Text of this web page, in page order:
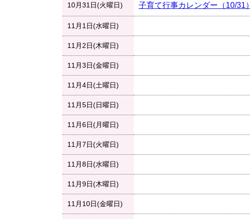
10月31日(火曜日) 子育て行事カレンダー（10/31）
11月1日(水曜日)
11月2日(木曜日)
11月3日(金曜日)
11月4日(土曜日)
11月5日(日曜日)
11月6日(月曜日)
11月7日(火曜日)
11月8日(水曜日)
11月9日(木曜日)
11月10日(金曜日)